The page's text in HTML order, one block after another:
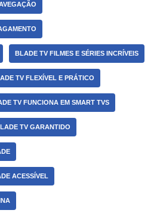
BLADE TV FILMES E SÉRIES INCRÍVEIS
TV FLEXÍVEL E PRÁTICO
TV FUNCIONA EM SMART TVS
TV GARANTIDO
ACESSÍVEL